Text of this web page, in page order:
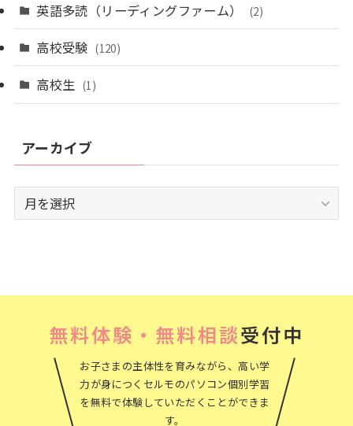
英語多読（リーディングファーム） (2)
高校受験 (120)
高校生 (1)
アーカイブ
ー
無料体験・無料相談受付中
お子さまの主体性を育みながら、高い学
力が身につくセルモのパソコン個別学習
を無料で体験していただくことができま
す。